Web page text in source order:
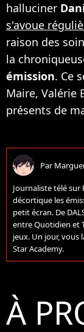
halluciner
s'avoue
raison des
la
émission. Ce
Maire, Valérie
présents de
Par
Journaliste télé
décortique les
petit écran. De
entre Quotidien et
jeux. Un jour, vous
Star Academy.
À